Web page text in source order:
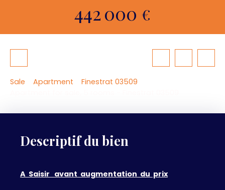
442 000 €
Sale Apartment
Finestrat 03509
Descriptif du bien
A Saisir avant augmentation du prix